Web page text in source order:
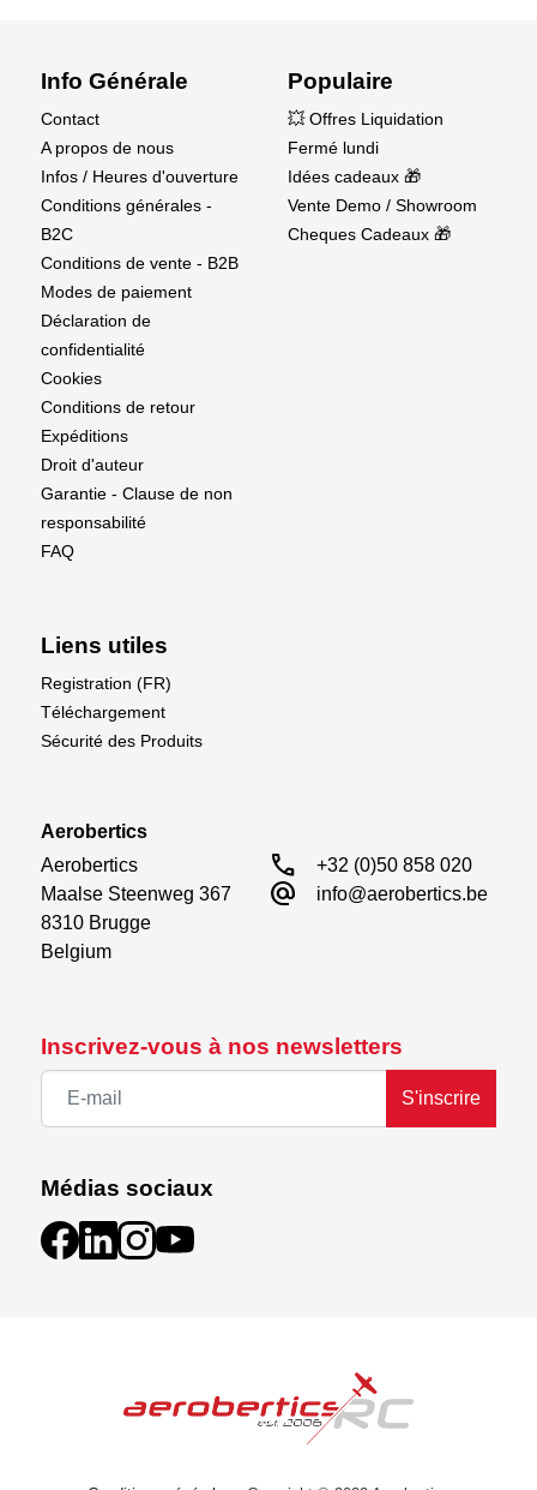
Rubber
Bottle size:
1/2 oz / 14 g
Inscrivez-vous à nos newsletters
S'inscrire
Médias sociaux
Info Générale
Contact
A propos de nous
Infos / Heures d'ouverture
Conditions générales -
B2C
Conditions de vente - B2B
Modes de paiement
Déclaration de
confidentialité
Cookies
Conditions de retour
Expéditions
Droit d'auteur
Garantie - Clause de non
responsabilité
FAQ
Populaire
💥 Offres Liquidation
Fermé lundi
Idées cadeaux 🎁
Vente Demo / Showroom
Cheques Cadeaux 🎁
Liens utiles
Registration (FR)
Téléchargement
Sécurité des Produits
Aerobertics
Aerobertics
Maalse Steenweg 367
8310 Brugge
Belgium
call +32 (0)50 858 020
alternate_email info@aerobertics.be